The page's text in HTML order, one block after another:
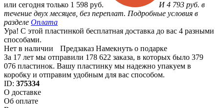
или сегодня только 1 598 руб.
И 4 793 руб. в
течение двух месяцев, без переплат. Подробные условия в
разделе Оплата
Ура! С этой пластинкой бесплатная доставка до вас 4 разными
способами.
Нет в наличии
Предзаказ Намекнуть о подарке
За 17 лет мы отправили 178 622 заказа, в которых было 379
076 пластинок. Вашу пластинку мы надежно упакуем в
коробку и отправим удобным для вас способом.
ID: 375334
О доставке
Об оплате